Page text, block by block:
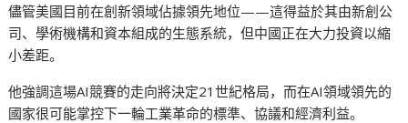
儘管美國目前在創新領域佔據領先地位——這得益於其由新創公
司、學術機構和資本組成的生態系統，但中國正在大力投資以縮
小差距。
他強調這場AI競賽的走向將決定21世紀格局，而在AI領域領先的
國家很可能掌控下一輪工業革命的標準、協議和經濟利益。